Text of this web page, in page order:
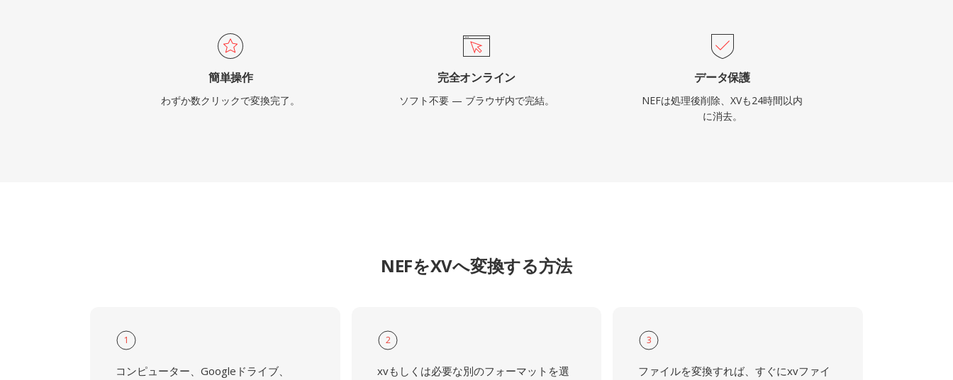
簡単操作
わずか数クリックで変換完了。
完全オンライン
ソフト不要 — ブラウザ内で完結。
データ保護
NEFは処理後削除、XVも24時間以内
に消去。
NEFをXVへ変換する方法
1
コンピューター、Googleドライブ、
2
xvもしくは必要な別のフォーマットを選
3
ファイルを変換すれば、すぐにxvファイ